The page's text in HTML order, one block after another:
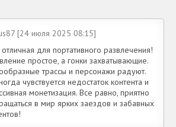
[24 июля 2025 08:15]
для портативного развлечения!
простое, а гонки захватывающие.
трассы и персонажи радуют.
чувствуется недостаток контента и
монетизация. Все равно, приятно
в мир ярких заездов и забавных